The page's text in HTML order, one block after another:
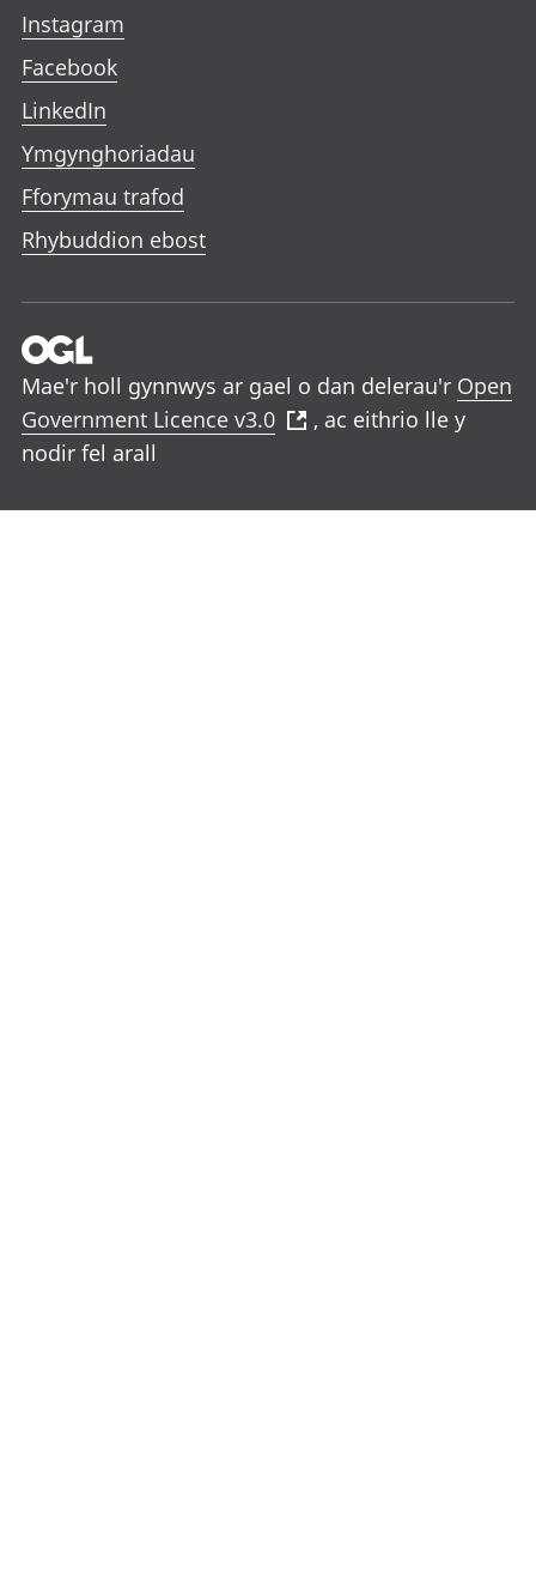
Instagram
Facebook
LinkedIn
Ymgynghoriadau
Fforymau trafod
Rhybuddion ebost
Mae'r holl gynnwys ar gael o dan delerau'r Open
Government Licence v3.0
, ac eithrio lle y
nodir fel arall